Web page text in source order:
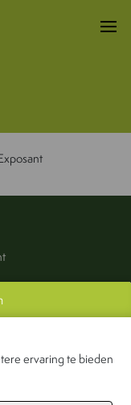
ervaring te bieden